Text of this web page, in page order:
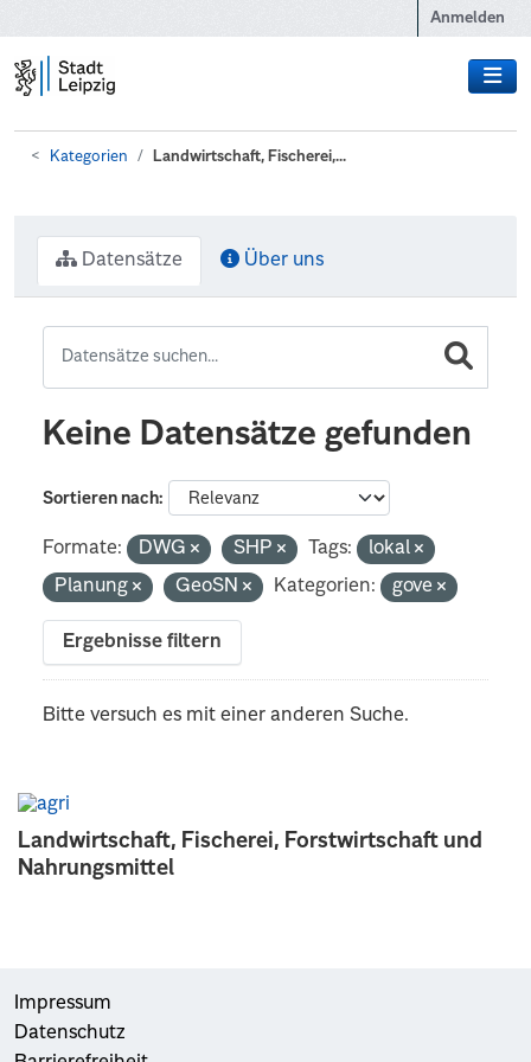
Anmelden
Kategorien Landwirtschaft, Fischerei,...
Landwirtschaft, Fischerei, Forstwirtschaft und
Nahrungsmittel
Datensätze Über uns
Keine Datensätze gefunden
Sortieren nach
Formate: DWG SHP Tags:
lokal
Planung
GeoSN Kategorien: gove
Ergebnisse filtern
Bitte versuch es mit einer anderen Suche.
Impressum
Datenschutz